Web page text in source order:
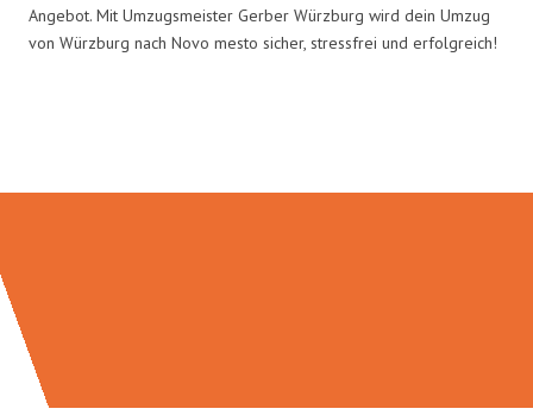
Angebot. Mit Umzugsmeister Gerber Würzburg wird dein Umzug
von Würzburg nach Novo mesto sicher, stressfrei und erfolgreich!